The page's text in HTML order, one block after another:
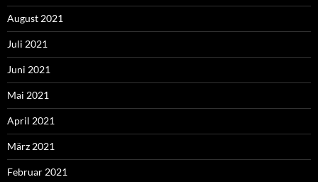
August 2021
Juli 2021
Juni 2021
Mai 2021
April 2021
März 2021
Februar 2021